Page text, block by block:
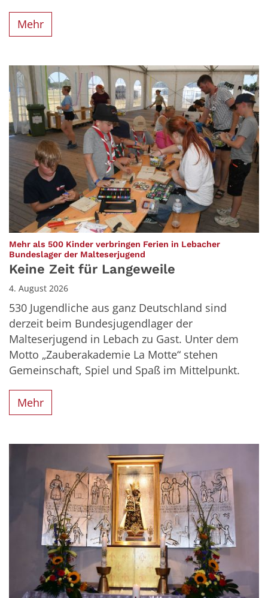
Mehr
Mehr als 500 Kinder verbringen Ferien in Lebacher
Bundeslager der Malteserjugend
Keine Zeit für Langeweile
4. August 2026
530 Jugendliche aus ganz Deutschland sind
derzeit beim Bundesjugendlager der
Malteserjugend in Lebach zu Gast. Unter dem
Motto „Zauberakademie La Motte“ stehen
Gemeinschaft, Spiel und Spaß im Mittelpunkt.
Mehr